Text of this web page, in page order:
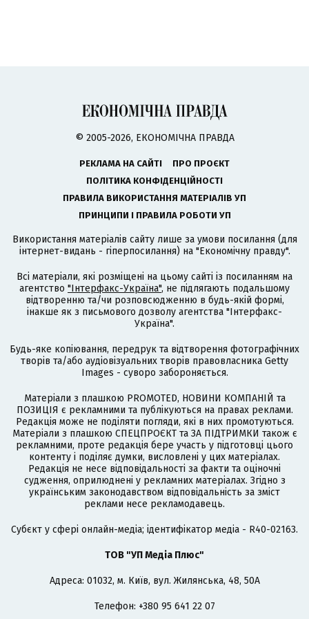
© 2005-2026, ЕКОНОМІЧНА ПРАВДА
РЕКЛАМА НА САЙТІ
ПРО ПРОЄКТ
ПОЛІТИКА КОНФІДЕНЦІЙНОСТІ
ПРАВИЛА ВИКОРИСТАННЯ МАТЕРІАЛІВ УП
ПРИНЦИПИ І ПРАВИЛА РОБОТИ УП
Використання матеріалів сайту лише за умови посилання (для
інтернет-видань - гіперпосилання) на "Економічну правду".
Всі матеріали, які розміщені на цьому сайті із посиланням на
агентство "Інтерфакс-Україна", не підлягають подальшому
відтворенню та/чи розповсюдженню в будь-якій формі,
інакше як з письмового дозволу агентства "Інтерфакс-
Україна".
Будь-яке копіювання, передрук та відтворення фотографічних
творів та/або аудіовізуальних творів правовласника Getty
Images - суворо забороняється.
Матеріали з плашкою PROMOTED, НОВИНИ КОМПАНІЙ та
ПОЗИЦІЯ є рекламними та публікуються на правах реклами.
Редакція може не поділяти погляди, які в них промотуються.
Матеріали з плашкою СПЕЦПРОЄКТ та ЗА ПІДТРИМКИ також є
рекламними, проте редакція бере участь у підготовці цього
контенту і поділяє думки, висловлені у цих матеріалах.
Редакція не несе відповідальності за факти та оціночні
судження, оприлюднені у рекламних матеріалах. Згідно з
українським законодавством відповідальність за зміст
реклами несе рекламодавець.
Cубєкт у сфері онлайн-медіа; ідентифікатор медіа - R40-02163.
ТОВ "УП Медіа Плюс"
Адреса: 01032, м. Київ, вул. Жилянська, 48, 50А
Телефон: +380 95 641 22 07